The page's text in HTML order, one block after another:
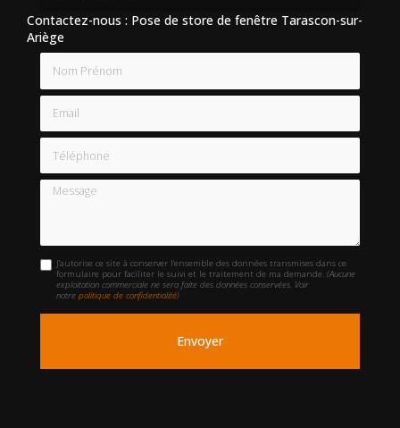
Contactez-nous : Pose de store de fenêtre Tarascon-sur-
Ariège
Email
Téléphone
Message
J'autorise ce site à conserver l'ensemble des données transmises dans ce
formulaire pour faciliter le suivi et le traitement de ma demande.(Aucune
exploitation commerciale ne sera faite des données conservées. Voir
notrepolitique de confidentialité)